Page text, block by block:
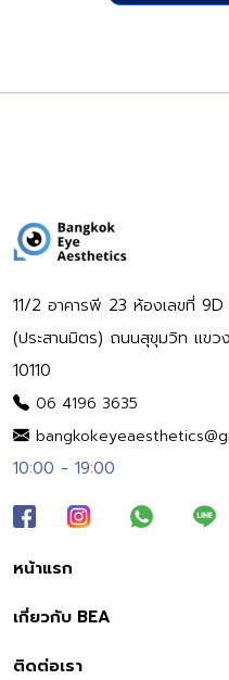
11/2 อาคารพี 23 ห้องเลขที่
(ประสานมิตร) ถนนสุขุมวิท แข
10110
06 4196 3635
10:00 - 19:00
หน้าแรก
เกี่ยวกับ BEA
ติดต่อเรา